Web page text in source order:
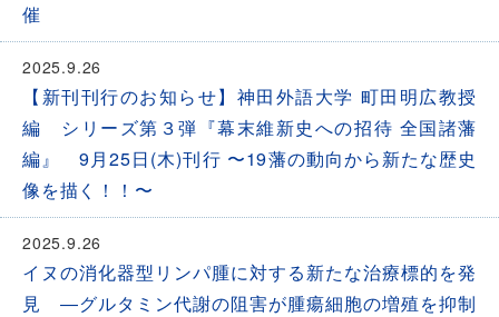
催
2025.9.26
【新刊刊行のお知らせ】神田外語大学 町田明広教授
編 シリーズ第３弾『幕末維新史への招待 全国諸藩
編』 9月25日(木)刊行 〜19藩の動向から新たな歴史
像を描く！！〜
2025.9.26
イヌの消化器型リンパ腫に対する新たな治療標的を発
見 ―グルタミン代謝の阻害が腫瘍細胞の増殖を抑制